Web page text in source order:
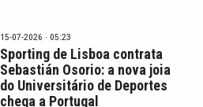
15-07-2026 · 05:23
Sporting de Lisboa contrata
Sebastián Osorio: a nova joia
do Universitário de Deportes
chega a Portugal